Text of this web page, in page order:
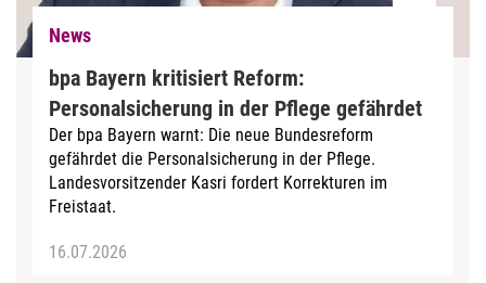
News
bpa Bayern kritisiert Reform:
Personalsicherung in der Pflege gefährdet
Der bpa Bayern warnt: Die neue Bundesreform
gefährdet die Personalsicherung in der Pflege.
Landesvorsitzender Kasri fordert Korrekturen im
Freistaat.
16.07.2026